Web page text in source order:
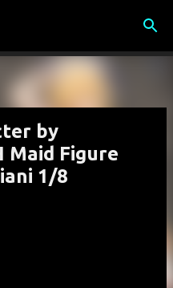
principal
by
Maid Figure
1/8